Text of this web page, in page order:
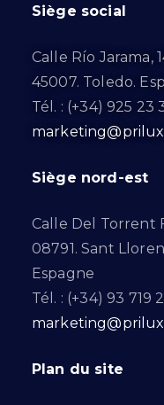
Siège social
Calle Río Jarama,
45007. Toledo.
Tél. : (+34) 925 23
Siège nord-est
Calle Del Torrent
08791. Sant
Espagne
Tél. : (+34) 93 719
Plan du site